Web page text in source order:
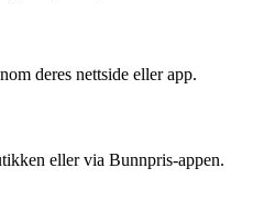
deres nettside eller app.
eller via Bunnpris-appen.